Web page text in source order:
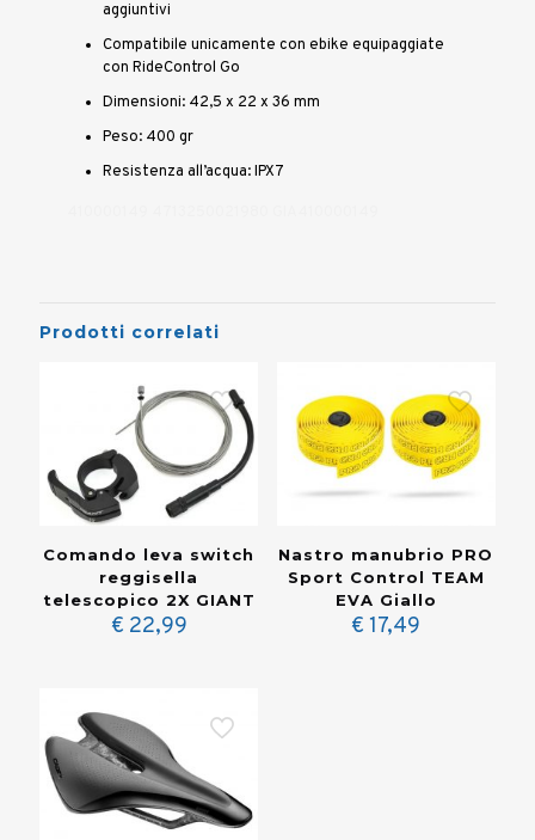
aggiuntivi
Compatibile unicamente con ebike equipaggiate
con RideControl Go
Dimensioni: 42,5 x 22 x 36 mm
Peso: 400 gr
Resistenza all’acqua: IPX7
Prodotti correlati
Comando leva switch
reggisella
telescopico 2X GIANT
€ 22,99
Nastro manubrio PRO
Sport Control TEAM
EVA Giallo
€ 17,49